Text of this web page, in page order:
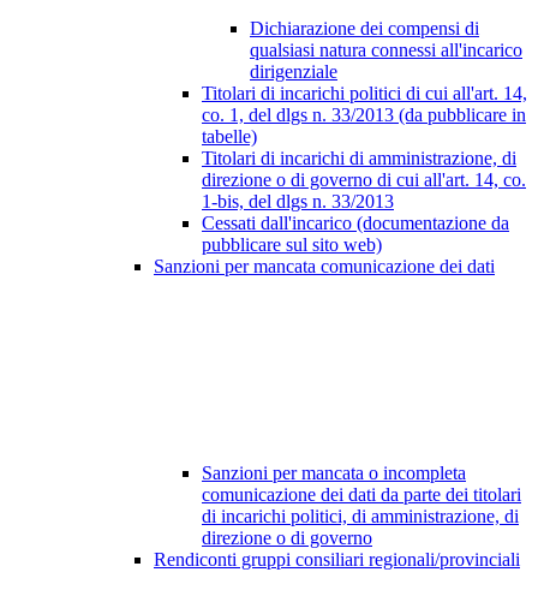
Dichiarazione dei compensi di
qualsiasi natura connessi all'incarico
dirigenziale
Titolari di incarichi politici di cui all'art. 14,
co. 1, del dlgs n. 33/2013 (da pubblicare in
tabelle)
Titolari di incarichi di amministrazione, di
direzione o di governo di cui all'art. 14, co.
1-bis, del dlgs n. 33/2013
Cessati dall'incarico (documentazione da
pubblicare sul sito web)
Sanzioni per mancata comunicazione dei dati
Sanzioni per mancata o incompleta
comunicazione dei dati da parte dei titolari
di incarichi politici, di amministrazione, di
direzione o di governo
Rendiconti gruppi consiliari regionali/provinciali